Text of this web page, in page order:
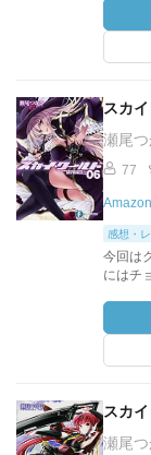
スカ
瀬尾つ
77
感想・
今回は
にはチ
スカ
瀬尾